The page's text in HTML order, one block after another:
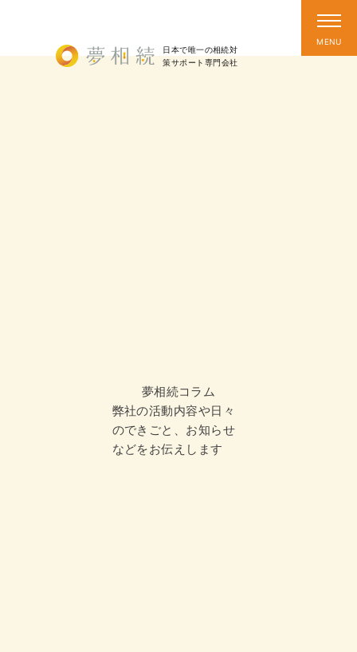
日本で唯一の相続対
策サポート 専門会社
夢相続コラム
弊社の活動内容や日々
のできごと、お知らせ
などをお伝えします